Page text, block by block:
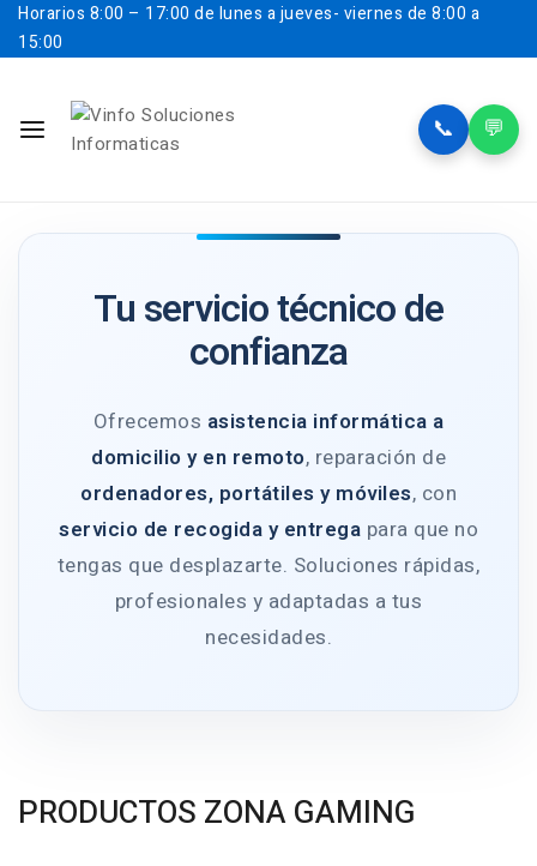
Horarios 8:00 – 17:00 de lunes a jueves- viernes de 8:00 a
15:00
📞 💬
Tu servicio técnico de
confianza
Ofrecemos asistencia informática a
domicilio y en remoto, reparación de
ordenadores, portátiles y móviles, con
servicio de recogida y entrega para que no
tengas que desplazarte. Soluciones rápidas,
profesionales y adaptadas a tus
necesidades.
PRODUCTOS ZONA GAMING